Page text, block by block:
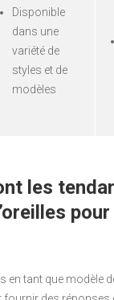
Disponible
dans une
variété de
styles et de
modèles
les
pour
en tant que modèle